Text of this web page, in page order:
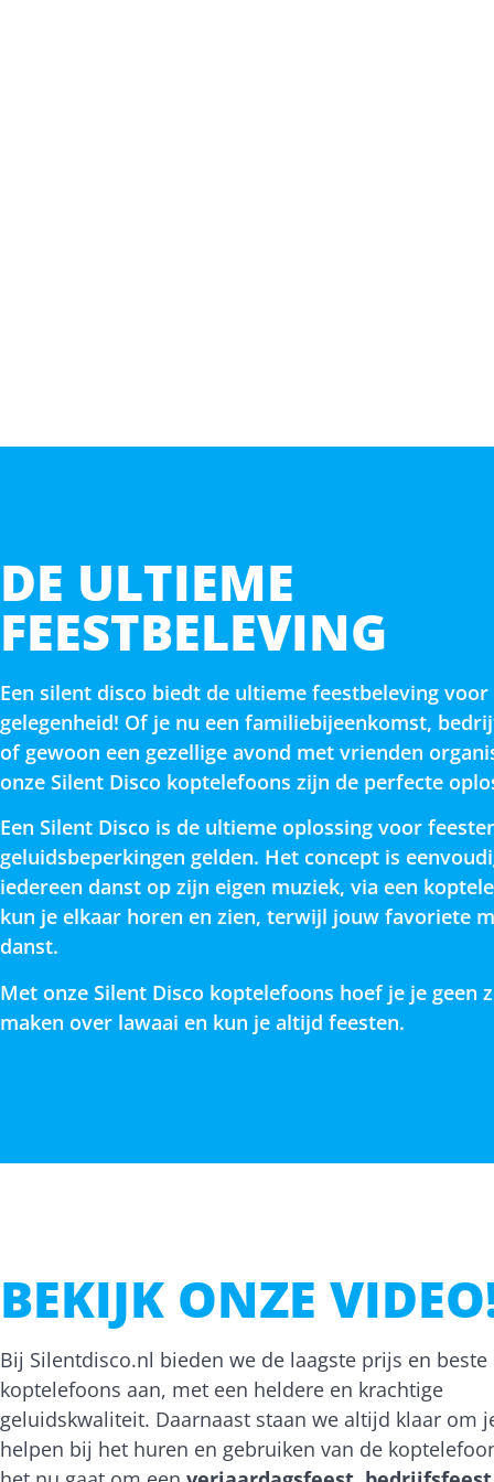
DE ULTIEME
FEESTBELEVING
Een silent disco biedt de ultieme feestbeleving voor
gelegenheid! Of je nu een familiebijeenkomst,
of gewoon een gezellige avond met vrienden
onze Silent Disco koptelefoons zijn de perfecte
Een Silent Disco is de ultieme oplossing voor
geluidsbeperkingen gelden. Het concept is
iedereen danst op zijn eigen muziek, via een
kun je elkaar horen en zien, terwijl jouw favoriete
danst.
Met onze Silent Disco koptelefoons hoef je je geen
maken over lawaai en kun je altijd feesten.
BEKIJK ONZE
Bij Silentdisco.nl bieden we de laagste prijs en
koptelefoons aan, met een heldere en krachtige
geluidskwaliteit. Daarnaast staan we altijd klaar om
helpen bij het huren en gebruiken van de